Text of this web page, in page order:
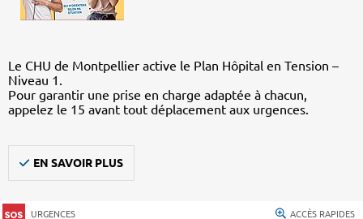
Le CHU de Montpellier active le Plan Hôpital en Tension –
Niveau 1.
Pour garantir une prise en charge adaptée à chacun,
appelez le 15 avant tout déplacement aux urgences.
EN SAVOIR PLUS
URGENCES ACCÈS RAPIDES